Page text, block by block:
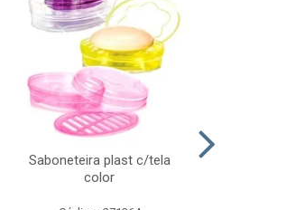
Saboneteira plast c/tela
color